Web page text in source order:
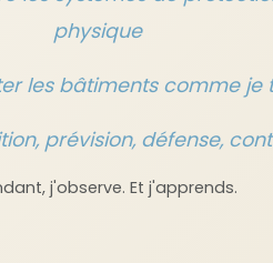
physique
les bâtiments comme je
prévision, défense,
j'observe. Et j'apprends.